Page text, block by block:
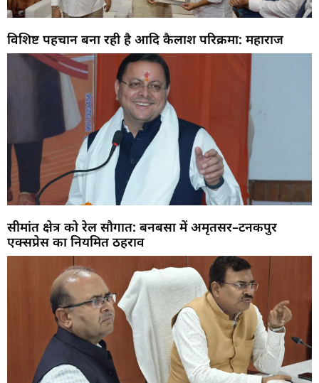
विशिष्ट पहचान बना रही है आदि कैलाश परिक्रमा: महाराज
सीमांत क्षेत्र को रेल सौगात: बनबसा में अमृतसर–टनकपुर
एक्सप्रेस का नियमित ठहराव